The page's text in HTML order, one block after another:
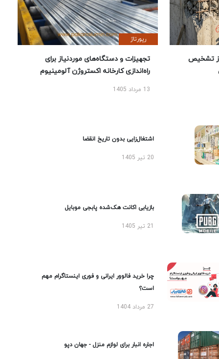
تشخیص
رپورتاژ
تجهیزات و دستگاه‌های موردنیاز برای
راه‌اندازی کارخانه اکستروژن آلومینیوم
13 مرداد 1405
اشتغال‌زایی بدون تاریخ انقضا
20 تیر 1405
بازیابی اکانت هک‌شده پابجی موبایل
چرا خرید فالوور ایرانی و فوری اینستاگرام مهم
است؟
27 مرداد 1404
اجاره انبار برای لوازم منزل - جهان دپو